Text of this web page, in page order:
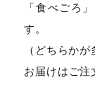
「食べごろ
す。
（どちらか
お届けはご注